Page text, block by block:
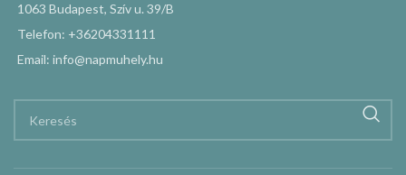
1063 Budapest, Szív u. 39/B
Telefon: +36204331111
Email: info@napmuhely.hu